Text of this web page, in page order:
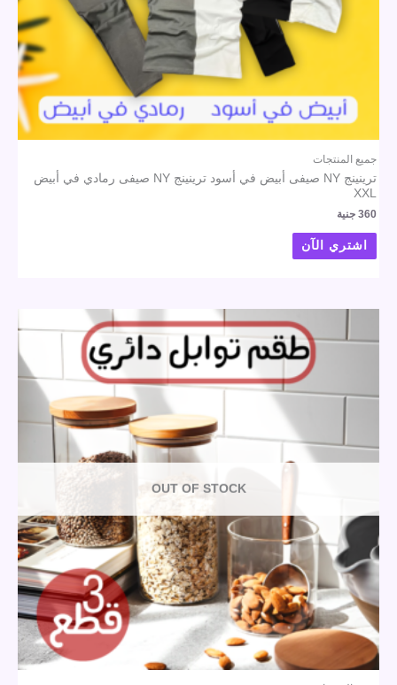
جميع المنتجات
ترينينج NY صيفى أبيض في أسود ترينينج NY صيفى رمادي في أبيض
XXL
360 جنية
اشتري الآن
OUT OF STOCK